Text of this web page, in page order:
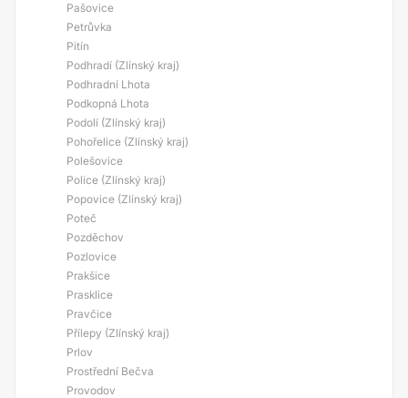
Pašovice
Petrůvka
Pitín
Podhradí (Zlínský kraj)
Podhradní Lhota
Podkopná Lhota
Podolí (Zlínský kraj)
Pohořelice (Zlínský kraj)
Polešovice
Police (Zlínský kraj)
Popovice (Zlínský kraj)
Poteč
Pozděchov
Pozlovice
Prakšice
Prasklice
Pravčice
Přílepy (Zlínský kraj)
Prlov
Prostřední Bečva
Provodov